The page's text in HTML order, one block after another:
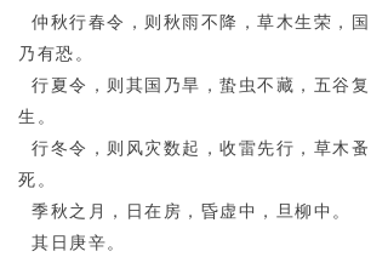
仲秋行春令，则秋雨不降，草木生荣，国
乃有恐。
行夏令，则其国乃旱，蛰虫不藏，五谷复
生。
行冬令，则风灾数起，收雷先行，草木蚤
死。
季秋之月，日在房，昏虚中，旦柳中。
其日庚辛。